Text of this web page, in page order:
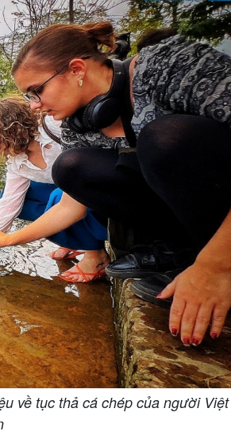
về tục thả cá chép của người